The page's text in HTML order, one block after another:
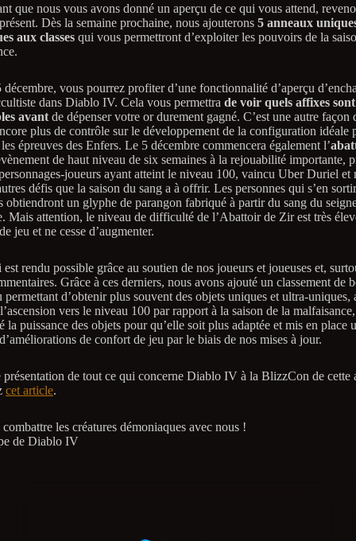
que nous vous avons donné un aperçu de ce qui vous attend,
Dès la semaine prochaine, nous ajouterons 5 anneaux
aux classes qui vous permettront d’exploiter les pouvoirs de la
décembre, vous pourrez profiter d’une fonctionnalité d’aperçu
dans Diablo IV. Cela vous permettra de voir quels affixes sont
avant de dépenser votre or durement gagné. C’est une autre façon
plus de contrôle sur le développement de la configuration idéale
épreuves des Enfers. Le 5 décembre commencera également l’
de haut niveau de six semaines à la rejouabilité importante,
joueurs ayant atteint le niveau 100, vaincu Uber Duriel et
défis que la saison du sang a à offrir. Les personnes qui s’en
obtiendront un glyphe de parangon fabriqué à partir du sang du
Mais attention, le niveau de difficulté de l’Abattoir de Zir est très
jeu et ne cesse d’augmenter.
est rendu possible grâce au soutien de nos joueurs et joueuses et,
Grâce à ces derniers, nous avons ajouté un classement de
permettant d’obtenir plus souvent des objets uniques et ultra-uniques,
vers le niveau 100 par rapport à la saison de la malfaisance,
la puissance des objets pour qu’elle soit plus adaptée et mis en place
de confort de jeu par le biais de nos mises à jour.
présentation de tout ce qui concerne Diablo IV à la BlizzCon de cette
cet article.
les créatures démoniaques avec nous !
de Diablo IV